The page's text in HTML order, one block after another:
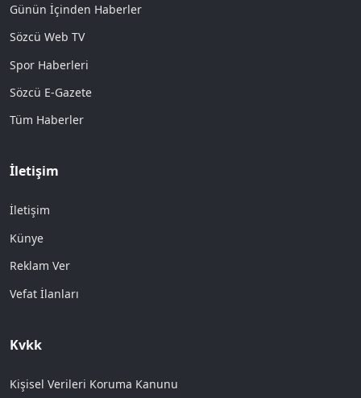
Günün İçinden Haberler
Sözcü Web TV
Spor Haberleri
Sözcü E-Gazete
Tüm Haberler
İletişim
İletişim
Künye
Reklam Ver
Vefat İlanları
Kvkk
Kişisel Verileri Koruma Kanunu